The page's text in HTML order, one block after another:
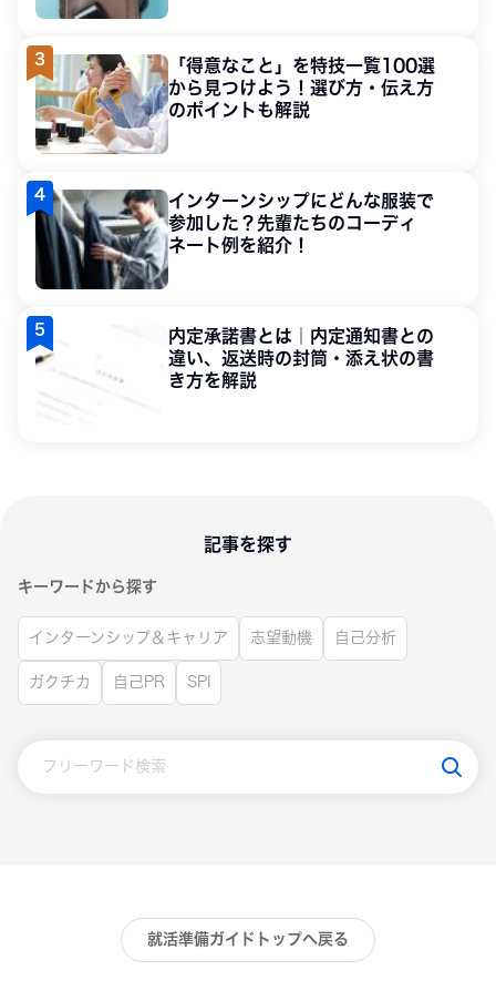
「得意なこと」を特技一覧100選
から見つけよう！選び方・伝え方
のポイントも解説
インターンシップにどんな服装で
参加した？先輩たちのコーディ
ネート例を紹介！
内定承諾書とは｜内定通知書との
違い、返送時の封筒・添え状の書
き方を解説
記事を探す
キーワードから探す
インターンシップ＆キャリア 志望動機 自己分析
ガクチカ 自己PR SPI
就活準備ガイドトップへ戻る